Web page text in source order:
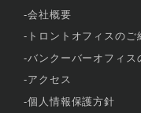
会社概要
トロントオフィスのご
バンクーバーオフィス
アクセス
個人情報保護方針